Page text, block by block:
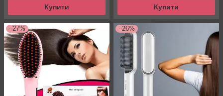
Купити Купити
–27% –26%